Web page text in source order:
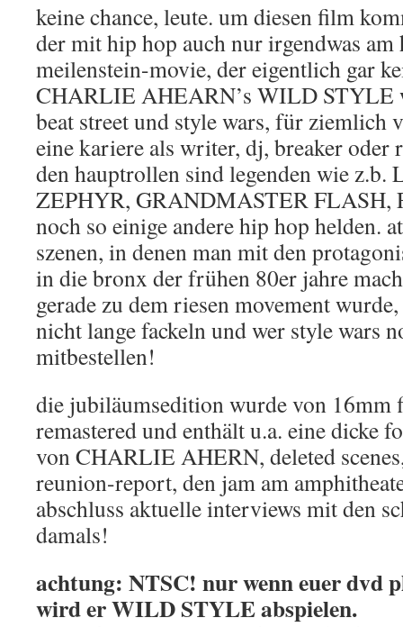
keine chance, leute. um diesen film
der mit hip hop auch nur irgendwas
meilenstein-movie, der eigentlich gar
CHARLIE AHEARN’s WILD STYLE
beat street und style wars, für ziemlich
eine kariere als writer, dj, breaker oder
den hauptrollen sind legenden wie
ZEPHYR, GRANDMASTER FLASH,
noch so einige andere hip hop helden.
szenen, in denen man mit den
in die bronx der frühen 80er jahre
gerade zu dem riesen movement
nicht lange fackeln und wer style wars
mitbestellen!
die jubiläumsedition wurde von
remastered und enthält u.a. eine dicke
von CHARLIE AHERN, deleted
reunion-report, den jam am
abschluss aktuelle interviews mit den
damals!
achtung: NTSC! nur wenn euer dvd
wird er WILD STYLE abspielen.